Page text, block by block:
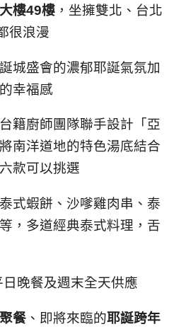
樓49樓 ，坐擁雙北、台北
很浪漫
城盛會的濃郁耶誕氣氛加
幸福感
籍廚師團隊聯手設計「亞
南洋道地的特色湯底結合
款可以挑選
式蝦餅、沙嗲雞肉串、泰
等，多道經典泰式料理 ，舌
日晚餐及週末全天供應
聚餐 、即將來臨的耶誕跨年